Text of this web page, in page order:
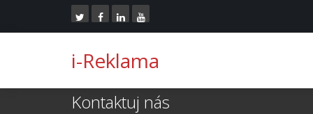
i-Reklama
Kontaktuj nás